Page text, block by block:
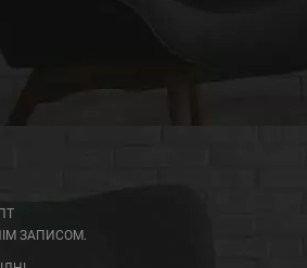
ЗАПИСОМ.